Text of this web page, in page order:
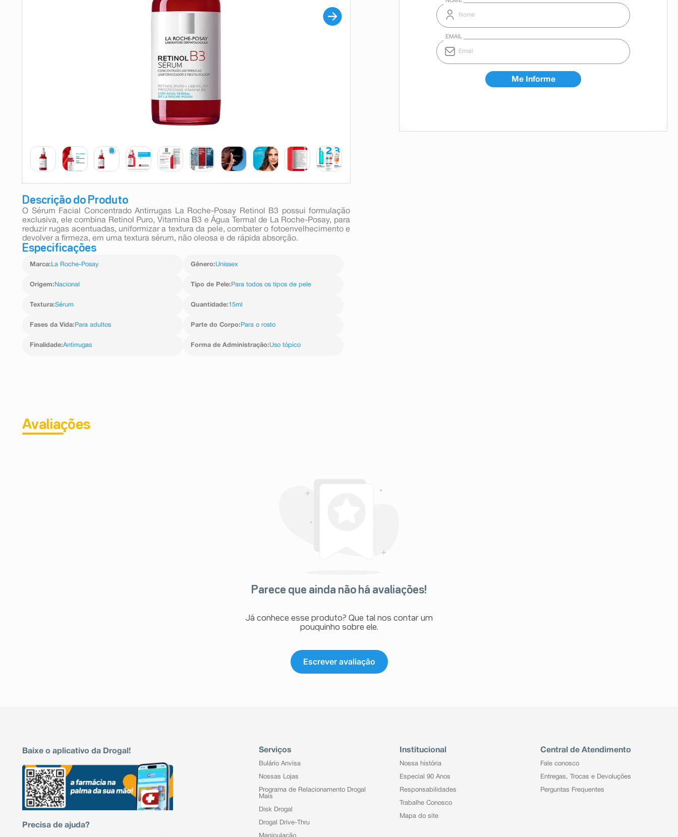
Descrição do Produto
O Sérum Facial Concentrado Antirrugas La Roche-Posay Retinol B3 possui formulação
exclusiva, ele combina Retinol Puro, Vitamina B3 e Água Termal de La Roche-Posay, para
reduzir rugas acentuadas, uniformizar a textura da pele, combater o fotoenvelhecimento e
devolver a firmeza, em uma textura sérum, não oleosa e de rápida absorção.
Especificações
Marca: La Roche-Posay Gênero:Unissex
Origem: Nacional Tipo de Pele: Para todos os tipos de pele
Textura:Sérum Quantidade:15ml
Fases da Vida: Para adultos Parte do Corpo: Para o rosto
Finalidade:Antirrugas Forma de Administração:Uso tópico
Avaliações
Parece que ainda não há avaliações!
Já conhece esse produto? Que tal nos contar um
pouquinho sobre ele.
Escrever avaliação
Baixe o aplicativo da Drogal!
Precisa de ajuda?
Serviços
Bulário Anvisa
Nossas Lojas
Programa de Relacionamento Drogal
Mais
Disk Drogal
Drogal Drive-Thru
Manipulação
Institucional
Nossa história
Especial 90 Anos
Responsabilidades
Trabalhe Conosco
Mapa do site
Central de Atendimento
Fale conosco
Entregas, Trocas e Devoluções
Perguntas Frequentes
esmalte